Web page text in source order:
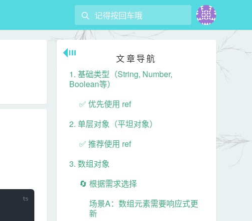
文章导航
1. 基础类型（String, Number,
Boolean等）
✅ 优先使用 ref
2. 单层对象（平坦对象）
✅ 推荐使用 ref
3. 数组对象
🔄 根据需求选择
场景A：数组元素需要响应式更
新
React
4 篇文章
Vue
ES6
5 篇文章
5 篇文章